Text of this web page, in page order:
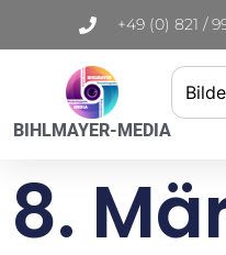
+49 (0) 821 /
BIHLMAYER-MEDIA
8.